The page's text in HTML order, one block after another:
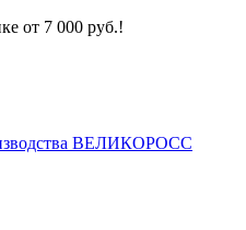
от 7 000 руб.!